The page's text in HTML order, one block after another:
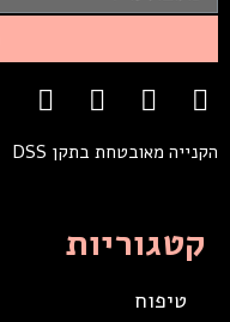
הקנייה מאובטחת בתקן DSS
קטגוריות
טיפוח